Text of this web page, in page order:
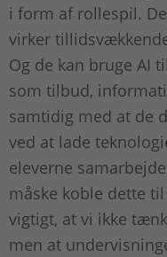
i form af rollespil.
virker
Og de kan bruge AI
som tilbud,
samtidig med at de
ved at lade
eleverne
måske koble dette
vigtigt, at vi ikke
men at